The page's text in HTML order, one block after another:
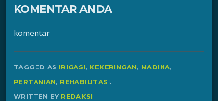
KOMENTAR ANDA
komentar
TAGGED AS IRIGASI, KEKERINGAN, MADINA,
PERTANIAN, REHABILITASI.
WRITTEN BY REDAKSI